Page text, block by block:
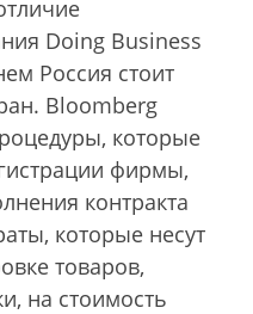
Doing Business
Россия стоит
Bloomberg
которые
фирмы,
контракта
которые несут
товаров,
на стоимость